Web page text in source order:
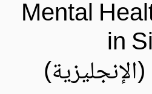
Mental
in